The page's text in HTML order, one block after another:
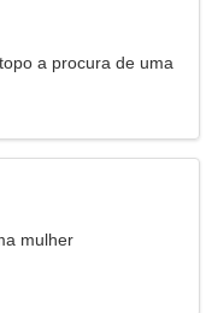
a procura de uma
mulher